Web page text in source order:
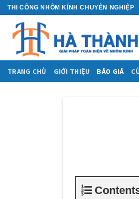
Skip
content
THI CÔNG NHÔM KÍNH CHUYÊN NGHIỆP
TRANG CHỦ GIỚI THIỆU BÁO GIÁ